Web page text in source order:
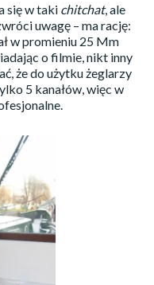
się w taki chitchat, ale
uwagę – ma rację:
w promieniu 25 Mm
o filmie, nikt inny
że do użytku żeglarzy
5 kanałów, więc w